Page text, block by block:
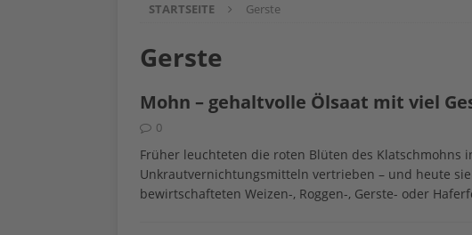
[ 5. Juni 2023 ]
[ 24. März 2023 ] Töpfern per Hand am
[ 12. Juni 2014 ] Grasmilben
Jucken auf acht Beinen…
GESUNDHEIT
STARTSEITE Gerste
Gerste
Mohn – gehaltvolle Ölsaat mit viel
0
Früher leuchteten die roten Blüten des
Unkrautvernichtungsmitteln vertrieben – und heute
bewirtschafteten Weizen-, Roggen-, Gerste- oder